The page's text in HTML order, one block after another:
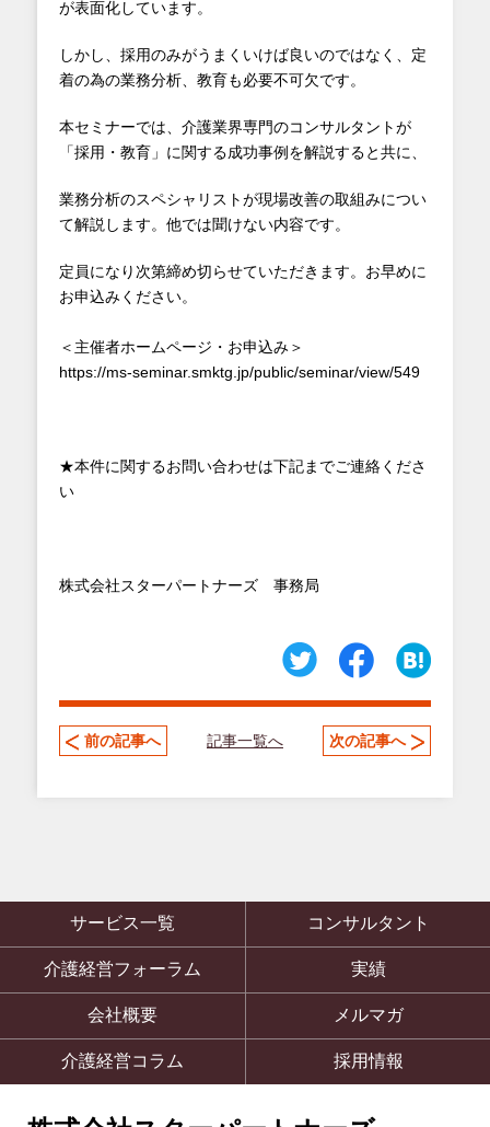
が表面化しています。
しかし、採用のみがうまくいけば良いのではなく、定
着の為の業務分析、教育も必要不可欠です。
本セミナーでは、介護業界専門のコンサルタントが
「採用・教育」に関する成功事例を解説すると共に、
業務分析のスペシャリストが現場改善の取組みについ
て解説します。他では聞けない内容です。
定員になり次第締め切らせていただきます。お早めに
お申込みください。
＜主催者ホームページ・お申込み＞
https://ms-seminar.smktg.jp/public/seminar/view/549
★本件に関するお問い合わせは下記までご連絡くださ
い
株式会社スターパートナーズ 事務局
前の記事へ 記事一覧へ 次の記事へ
サービス一覧 コンサルタント
介護経営フォーラム 実績
会社概要 メルマガ
介護経営コラム 採用情報